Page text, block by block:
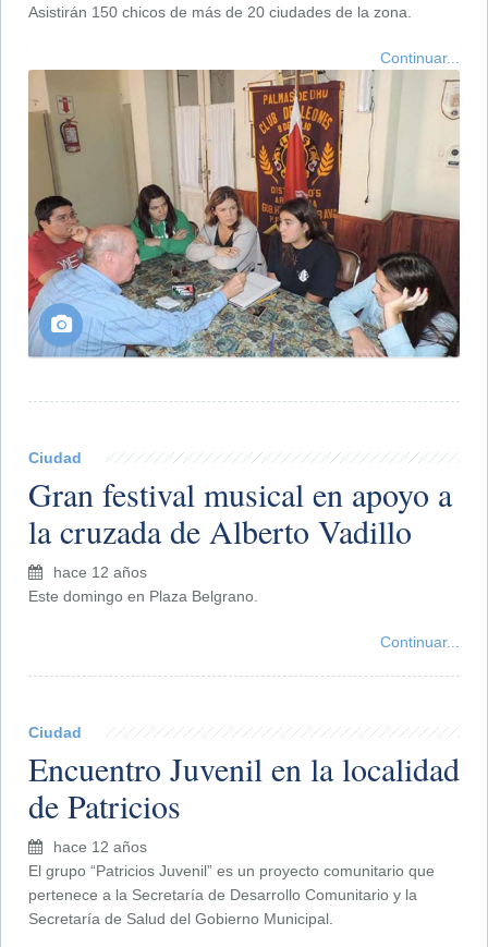
Asistirán 150 chicos de más de 20 ciudades de la zona.
Continuar...
Ciudad
Gran festival musical en apoyo a
la cruzada de Alberto Vadillo
hace 12 años
Este domingo en Plaza Belgrano.
Continuar...
Ciudad
Encuentro Juvenil en la localidad
de Patricios
hace 12 años
El grupo “Patricios Juvenil” es un proyecto comunitario que
pertenece a la Secretaría de Desarrollo Comunitario y la
Secretaría de Salud del Gobierno Municipal.